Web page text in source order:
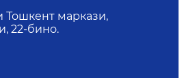
Тошкент маркази,
22-бино.